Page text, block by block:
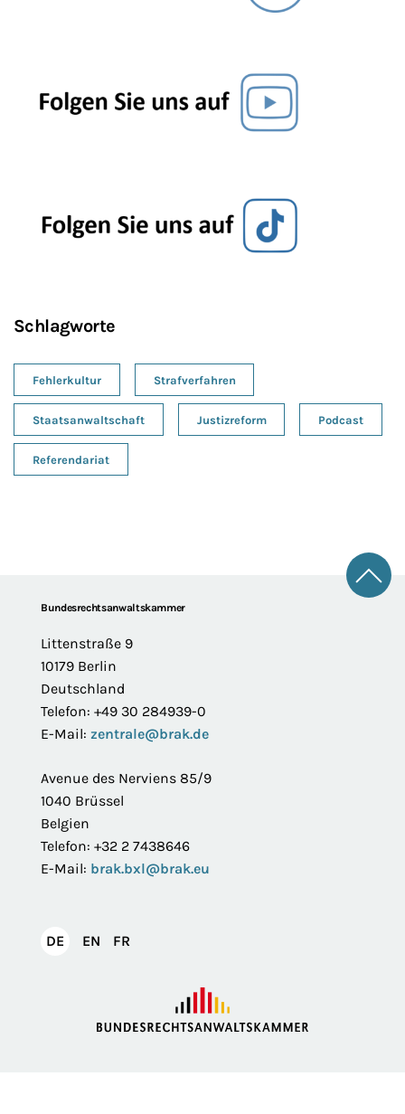
Schlagworte
Fehlerkultur Strafverfahren
Staatsanwaltschaft Justizreform Podcast
Referendariat
FooterBundesrechtsanwaltskammer
Littenstraße 9
10179 Berlin
Deutschland
Telefon: +49 30 284939-0
E-Mail: zentrale@brak.de
Avenue des Nerviens 85/9
1040 Brüssel
Belgien
Telefon: +32 2 7438646
E-Mail: brak.bxl@brak.eu
DEDeutsch
EN English
FR